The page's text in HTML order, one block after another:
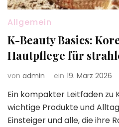
Allgemein
K-Beauty Basics:
Hautpflege für
von admin ein 19. März 2026
Ein kompakter Leitfaden zu
wichtige Produkte und
Einsteiger und alle, die ihre